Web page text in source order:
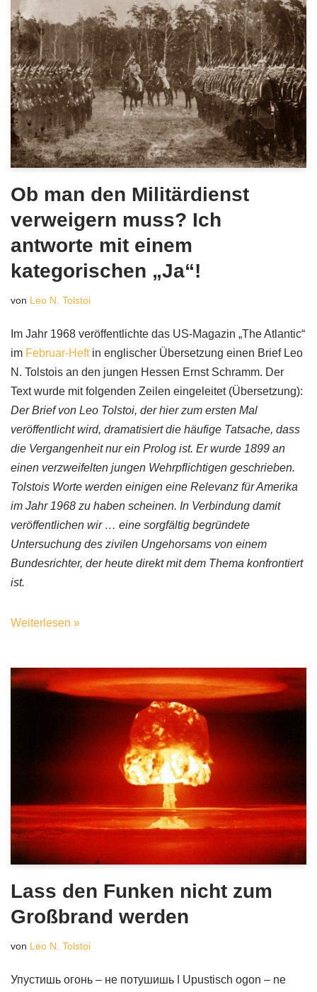
Ob man den Militärdienst
verweigern muss? Ich
antworte mit einem
kategorischen „Ja“!
von Leo N. Tolstoi
Im Jahr 1968 veröffentlichte das US-Magazin „The Atlantic“
im Februar-Heftin englischer Übersetzung einen Brief Leo
N. Tolstois an den jungen Hessen Ernst Schramm. Der
Text wurde mit folgenden Zeilen eingeleitet (Übersetzung):
Der Brief von Leo Tolstoi, der hier zum ersten Mal
veröffentlicht wird, dramatisiert die häufige Tatsache, dass
die Vergangenheit nur ein Prolog ist. Er wurde 1899 an
einen verzweifelten jungen Wehrpflichtigen geschrieben.
Tolstois Worte werden einigen eine Relevanz für Amerika
im Jahr 1968 zu haben scheinen. In Verbindung damit
veröffentlichen wir … eine sorgfältig begründete
Untersuchung des zivilen Ungehorsams von einem
Bundesrichter, der heute direkt mit dem Thema konfrontiert
ist.
Weiterlesen »
Lass den Funken nicht zum
Großbrand werden
von Leo N. Tolstoi
Упустишь огонь – не потушишь ǀ Upustisch ogon – ne